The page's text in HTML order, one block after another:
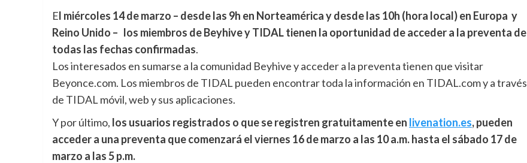
El miércoles 14 de marzo – desde las 9h en Norteamérica y desde las 10h (hora local) en Europa y
Reino Unido – los miembros de Beyhive y TIDAL tienen la oportunidad de acceder a la preventa de
todas las fechas confirmadas.
Los interesados en sumarse a la comunidad Beyhive y acceder a la preventa tienen que visitar
Beyonce.com. Los miembros de TIDAL pueden encontrar toda la información en TIDAL.com y a través
de TIDAL móvil, web y sus aplicaciones.
Y por último, los usuarios registrados o que se registren gratuitamente en livenation.es, pueden
acceder a una preventa que comenzará el viernes 16 de marzo a las 10 a.m. hasta el sábado 17 de
marzo a las 5 p.m.